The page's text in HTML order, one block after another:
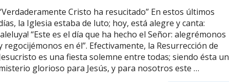
Cristo ha resucitado” En estos últimos
la Iglesia estaba de luto; hoy, está alegre y canta:
“Este es el día que ha hecho el Señor: alegrémonos
regocijémonos en él”. Efectivamente, la Resurrección de
es una fiesta solemne entre todas; siendo ésta un
glorioso para Jesús, y para nosotros este …